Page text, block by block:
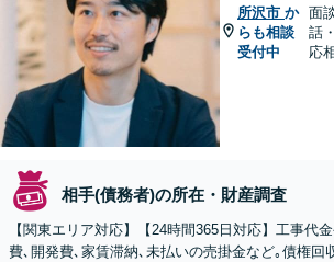
所沢市 か
らも相談
受付中
面
話
応
相手(債務者)の所在・財産調査
【関東エリア対応】【24時間365日対応】工事代
費､開発費､家賃滞納､未払いの売掛金など｡債権回